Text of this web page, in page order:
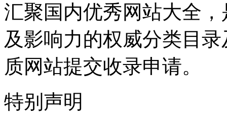
汇聚国内优秀网站大全
及影响力的权威分类目
质网站提交收录申请。
特别声明